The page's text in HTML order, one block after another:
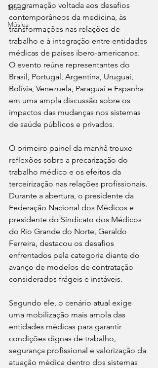
Moda
Música
programação voltada aos desafios
contemporâneos da medicina, às
transformações nas relações de
trabalho e à integração entre entidades
médicas de países ibero-americanos.
O evento reúne representantes do
Brasil, Portugal, Argentina, Uruguai,
Bolívia, Venezuela, Paraguai e Espanha
em uma ampla discussão sobre os
impactos das mudanças nos sistemas
de saúde públicos e privados.
O primeiro painel da manhã trouxe
reflexões sobre a precarização do
trabalho médico e os efeitos da
terceirização nas relações profissionais.
Durante a abertura, o presidente da
Federação Nacional dos Médicos e
presidente do Sindicato dos Médicos
do Rio Grande do Norte, Geraldo
Ferreira, destacou os desafios
enfrentados pela categoria diante do
avanço de modelos de contratação
considerados frágeis e instáveis.
Segundo ele, o cenário atual exige
uma mobilização mais ampla das
entidades médicas para garantir
condições dignas de trabalho,
segurança profissional e valorização da
atuação médica dentro dos sistemas